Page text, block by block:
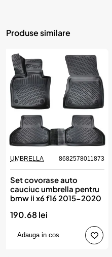
Produse similare
UMBRELLA 8682578011873
Set covorase auto
cauciuc umbrella pentru
bmw ii x6 f16 2015-2020
190.68 lei
Adauga in cos